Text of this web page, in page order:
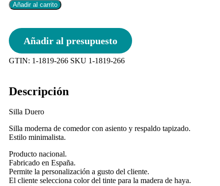
Añadir al carrito
Añadir al presupuesto
GTIN: 1-1819-266 SKU 1-1819-266
Descripción
Silla Duero
Silla moderna de comedor con asiento y respaldo tapizado.
Estilo minimalista.
Producto nacional.
Fabricado en España.
Permite la personalización a gusto del cliente.
El cliente selecciona color del tinte para la madera de haya.